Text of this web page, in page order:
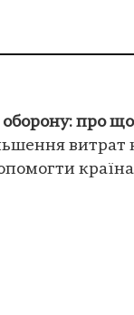
оборону: про що
витрат